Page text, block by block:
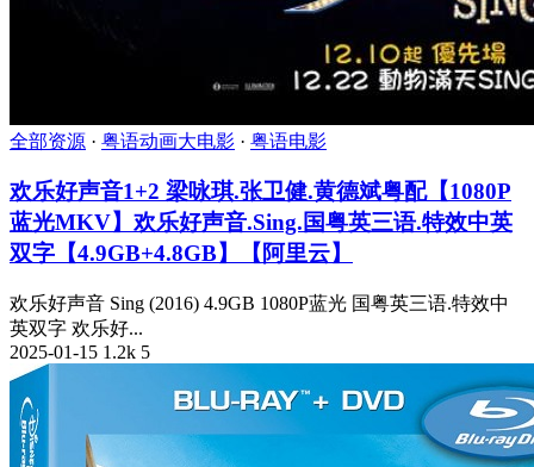
全部资源 · 粤语动画大电影 · 粤语电影
欢乐好声音1+2 梁咏琪.张卫健.黄德斌粤配【1080P
蓝光MKV】欢乐好声音.Sing.国粤英三语.特效中英
双字【4.9GB+4.8GB】【阿里云】
欢乐好声音 Sing (2016) 4.9GB 1080P蓝光 国粤英三语.特效中
英双字 欢乐好...
2025-01-15 1.2k 5